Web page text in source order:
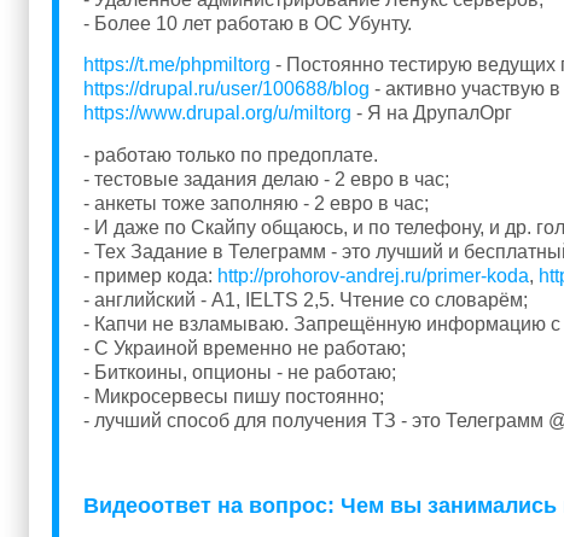
- Более 10 лет работаю в ОС Убунту.
https://t.me/phpmiltorg - Постоянно тестирую ведущих
https://drupal.ru/user/100688/blog - активно участвую
https://www.drupal.org/u/miltorg - Я на ДрупалОрг
- работаю только по предоплате.
- тестовые задания делаю - 2 евро в час;
- анкеты тоже заполняю - 2 евро в час;
- И даже по Скайпу общаюсь, и по телефону, и др.
- Тех Задание в Телеграмм - это лучший и
- пример кода: http://prohorov-andrej.ru/primer-koda,
- английский - A1, IELTS 2,5. Чтение со словарём;
- Капчи не взламываю. Запрещённую информацию с
- С Украиной временно не работаю;
- Биткоины, опционы - не работаю;
- Микросервесы пишу постоянно;
- лучший способ для получения ТЗ - это Телеграмм
Видеоответ на вопрос: Чем вы занимались